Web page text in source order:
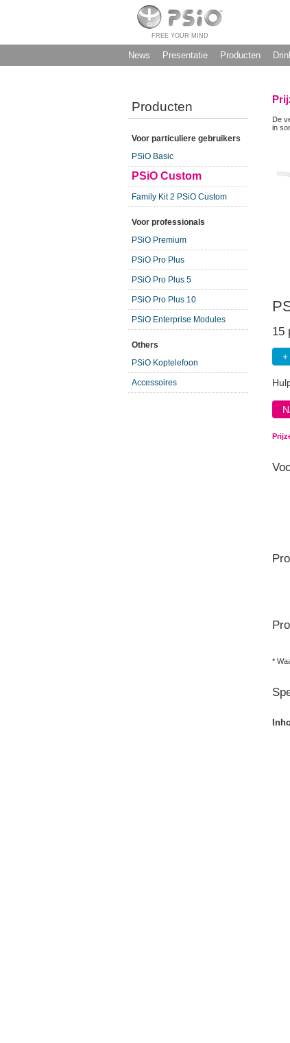
FREE YOUR MIND
News Presentatie Producten
Producten
Voor particuliere gebruikers
PSiO Basic
PSiO Custom
Family Kit 2 PSiO Custom
Voor professionals
PSiO Premium
PSiO Pro Plus
PSiO Pro Plus 5
PSiO Pro Plus 10
PSiO Enterprise Modules
Others
PSiO Koptelefoon
Accessoires
De
in
15
+
*